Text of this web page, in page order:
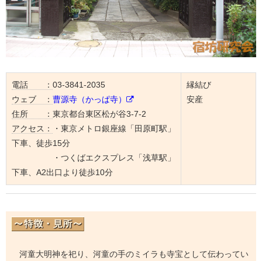
電話 ： 03-3841-2035
ウェブ ： 曹源寺（かっぱ寺）
住所 ： 東京都台東区松が谷3-7-2
アクセス：
・東京メトロ銀座線「田原町駅」
下車、徒歩15分
・つくばエクスプレス「浅草駅」
下車、A2出口より徒歩10分
縁結び
安産
河童大明神を祀り、河童の手のミイラも寺宝として伝わってい